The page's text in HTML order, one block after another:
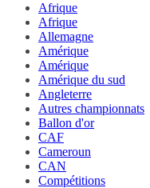
Afrique
Afrique
Allemagne
Amérique
Amérique
Amérique du sud
Angleterre
Autres championnats
Ballon d'or
CAF
Cameroun
CAN
Compétitions